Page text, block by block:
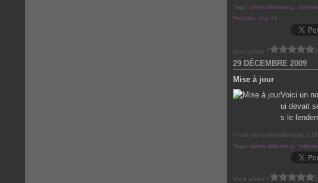
Tags: céline lallemang
français
top 14
Vous aimez ?
29 DÉCEMBRE 2009
Mise à jour
Voici un
ui devait
s le
Posté par celinelallemang à
Tags: céline lallemang
Vous aimez ?